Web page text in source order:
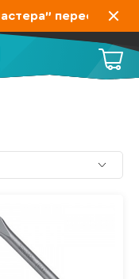
переехал на